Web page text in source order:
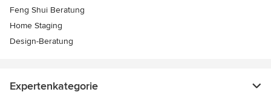
Feng Shui Beratung
Home Staging
Design-Beratung
Expertenkategorie